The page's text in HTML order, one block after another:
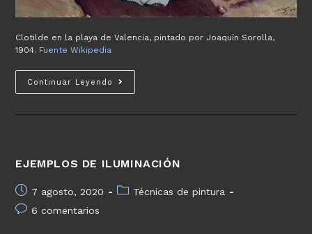
Clotilde en la playa de Valencia, pintado por Joaquín Sorolla,
1904. Fuente Wikipedia
Continuar Leyendo
de
Valencia
EJEMPLOS DE ILUMINACIÓN
Publicación
de
7 agosto, 2020
Categoría
Técnicas de pintura
Comentarios
6 comentarios